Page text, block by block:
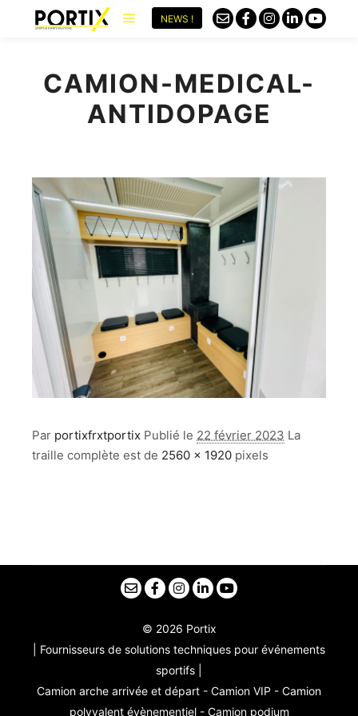
NEWS !
CAMION-MEDICAL-
ANTIDOPAGE
Par portixfrxtportix Publié le 22 février 2023 La
traille complète est de 2560 × 1920 pixels
© 2026 Portix
| Fournisseurs de solutions techniques pour événements
sportifs |
Camion arche arrivée et départ - Camion VIP - Camion
polyvalent évènementiel - Camion podium